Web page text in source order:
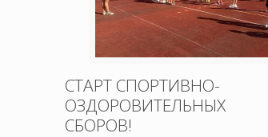
СТАРТ СПОРТИВНО-
ОЗДОРОВИТЕЛЬНЫХ
СБОРОВ!